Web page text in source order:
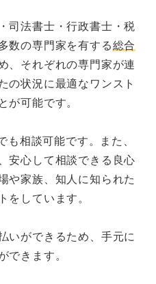
司法書士・行政書士・税
数の専門家を有する総合
、それぞれの専門家が連
の状況に最適なワンスト
が可能です。
も相談可能です。また、
安心して相談できる良心
や家族、知人に知られた
をしています。
いができるため、手元に
できます。